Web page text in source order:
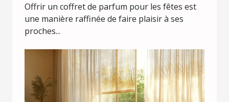
Offrir un coffret de parfum pour les fêtes est
une manière raffinée de faire plaisir à ses
proches...